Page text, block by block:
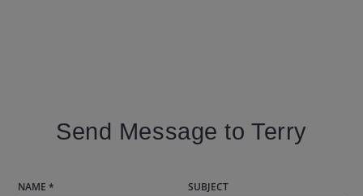
Send Message to Terry